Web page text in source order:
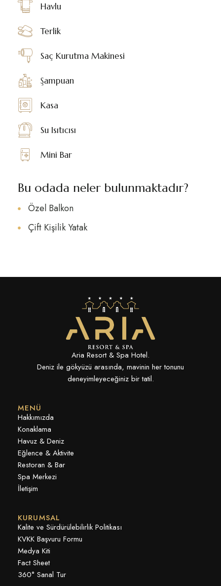
Havlu
Terlik
Saç Kurutma Makinesi
Şampuan
Kasa
Su Isıtıcısı
Mini Bar
Bu odada neler bulunmaktadır?
Özel Balkon
Çift Kişilik Yatak
Aria Resort & Spa Hotel.
Deniz ile gökyüzü arasında, mavinin her tonunu
deneyimleyeceğiniz bir tatil.
MENÜ
Hakkımızda
Konaklama
Havuz & Deniz
Eğlence & Aktivite
Restoran & Bar
Spa Merkezi
İletişim
KURUMSAL
Kalite ve Sürdürülebilirlik Politikası
KVKK Başvuru Formu
Medya Kiti
Fact Sheet
360° Sanal Tur